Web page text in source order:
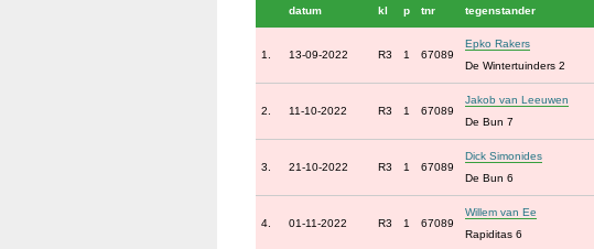
datum kl p tnr tegenstander
1. 13-09-2022 R3 1 67089
Epko Rakers
De Wintertuinders 2
2. 11-10-2022 R3 1 67089
Jakob van Leeuwen
De Bun 7
3. 21-10-2022 R3 1 67089
Dick Simonides
De Bun 6
4. 01-11-2022 R3 1 67089
Willem van Ee
Rapiditas 6